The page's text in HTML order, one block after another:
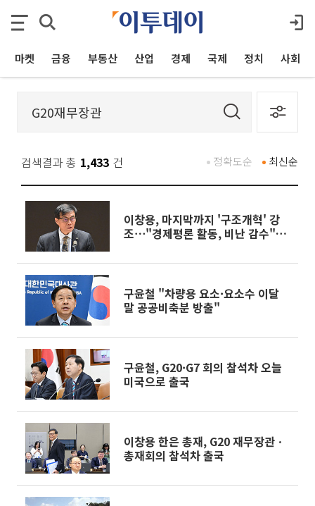
마켓 금융 부동산 산업 경제 국제 정치 사회
검색결과 총 1,433 건 최신순
정확도순
이창용, 마지막까지 '구조개혁' 강
조⋯"경제평론 활동, 비난 감수"
구윤철 "차량용 요소·요소수 이달
말 공공비축분 방출"
구윤철, G20·G7 회의 참석차 오늘
미국으로 출국
이창용 한은 총재, G20 재무장관ㆍ
총재회의 참석차 출국